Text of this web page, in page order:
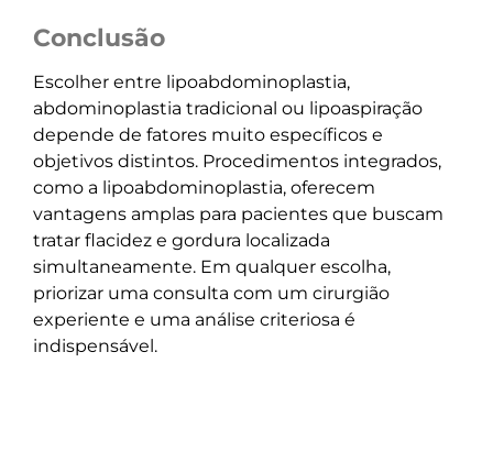
Conclusão
Escolher entre lipoabdominoplastia,
abdominoplastia tradicional ou lipoaspiração
depende de fatores muito específicos e
objetivos distintos. Procedimentos integrados,
como a lipoabdominoplastia, oferecem
vantagens amplas para pacientes que buscam
tratar flacidez e gordura localizada
simultaneamente. Em qualquer escolha,
priorizar uma consulta com um cirurgião
experiente e uma análise criteriosa é
indispensável.